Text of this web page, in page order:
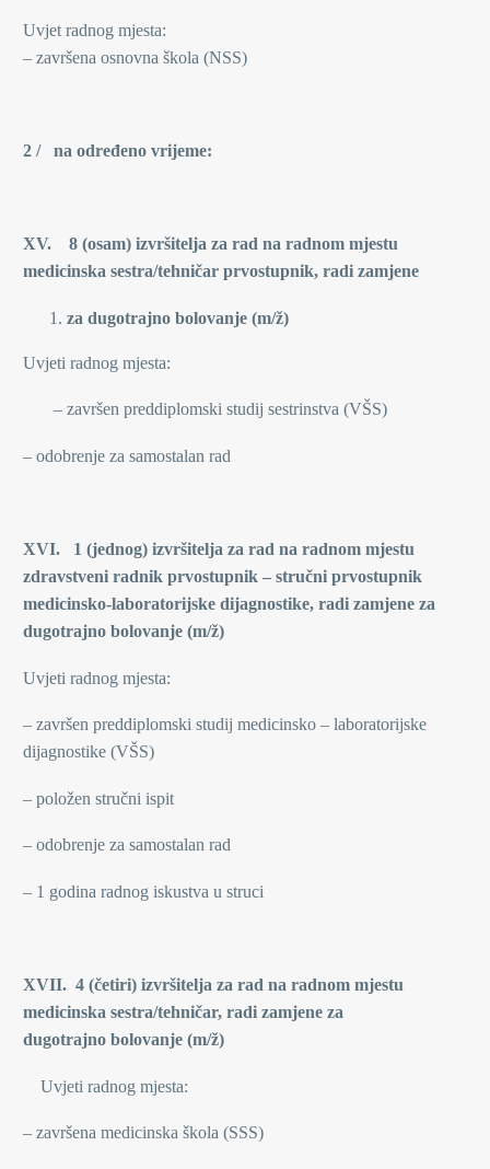
Uvjet radnog mjesta:
– završena osnovna škola (NSS)
2 / na određeno vrijeme:
XV. 8 (osam) izvršitelja za rad na radnom mjestu
medicinska sestra/tehničar prvostupnik, radi zamjene
za dugotrajno bolovanje (m/ž)
Uvjeti radnog mjesta:
– završen preddiplomski studij sestrinstva (VŠS)
– odobrenje za samostalan rad
XVI. 1 (jednog) izvršitelja za rad na radnom mjestu
zdravstveni radnik prvostupnik – stručni prvostupnik
medicinsko-laboratorijske dijagnostike, radi zamjene za
dugotrajno bolovanje (m/ž)
Uvjeti radnog mjesta:
– završen preddiplomski studij medicinsko – laboratorijske
dijagnostike (VŠS)
– položen stručni ispit
– odobrenje za samostalan rad
– 1 godina radnog iskustva u struci
XVII. 4 (četiri) izvršitelja za rad na radnom mjestu
medicinska sestra/tehničar, radi zamjene za
dugotrajno bolovanje (m/ž)
Uvjeti radnog mjesta:
– završena medicinska škola (SSS)